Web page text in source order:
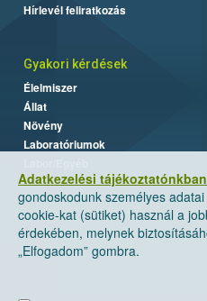
Adatkezelési tájékoztatónkban
gondoskodunk személyes
cookie-kat (sütiket) használ a
érdekében, melynek
„Elfogadom” gombra.
Hírlevél feliratkozás
Gyakori kérdések
Élelmiszer
Állat
Növény
Laboratóriumok